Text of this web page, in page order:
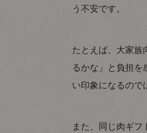
う不安です。
たとえば、大家族
るかな」と負担を
い印象になるので
また、同じ肉ギ